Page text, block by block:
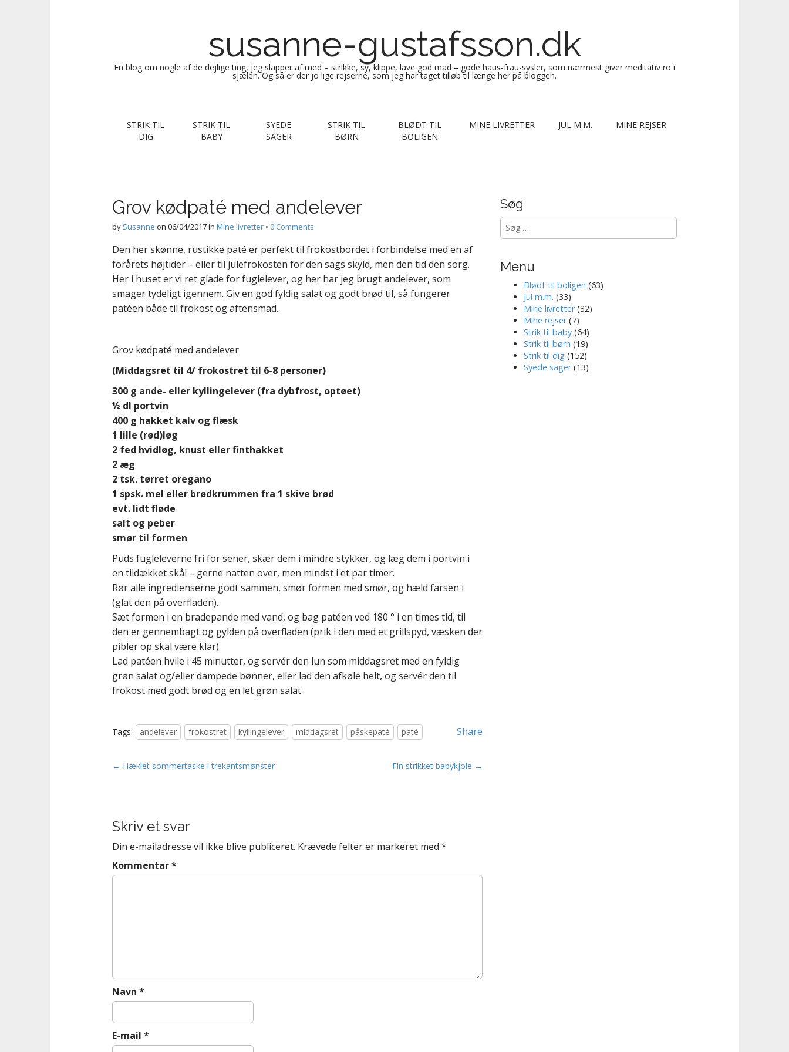
susanne-gustafsson.dk
En blog om nogle af de dejlige ting, jeg slapper af med – strikke, sy, klippe, lave god mad – gode haus-frau-sysler, som nærmest giver meditativ ro i
sjælen. Og så er der jo lige rejserne, som jeg har taget tilløb til længe her på bloggen.
e
n
u
c
o
n
e
n
t
STRIK TIL
DIG
STRIK TIL
BABY
SYEDE
SAGER
STRIK TIL
BØRN
BLØDT TIL
BOLIGEN
MINE LIVRETTER JUL M.M. MINE REJSER
Grov kødpaté med andelever
by Susanne on 06/04/2017in Mine livretter • 0 Comments
Den her skønne, rustikke paté er perfekt til frokostbordet i forbindelse med en af
forårets højtider – eller til julefrokosten for den sags skyld, men den tid den sorg.
Her i huset er vi ret glade for fuglelever, og her har jeg brugt andelever, som
smager tydeligt igennem. Giv en god fyldig salat og godt brød til, så fungerer
patéen både til frokost og aftensmad.
Grov kødpaté med andelever
(Middagsret til 4/ frokostret til 6-8 personer)
300 g ande- eller kyllingelever (fra dybfrost, optøet)
½ dl portvin
400 g hakket kalv og flæsk
1 lille (rød)løg
2 fed hvidløg, knust eller finthakket
2 æg
2 tsk. tørret oregano
1 spsk. mel eller brødkrummen fra 1 skive brød
evt. lidt fløde
salt og peber
smør til formen
Puds fugleleverne fri for sener, skær dem i mindre stykker, og læg dem i portvin i
en tildækket skål – gerne natten over, men mindst i et par timer.
Rør alle ingredienserne godt sammen, smør formen med smør, og hæld farsen i
(glat den på overfladen).
Sæt formen i en bradepande med vand, og bag patéen ved 180 ° i en times tid, til
den er gennembagt og gylden på overfladen (prik i den med et grillspyd, væsken der
pibler op skal være klar).
Lad patéen hvile i 45 minutter, og servér den lun som middagsret med en fyldig
grøn salat og/eller dampede bønner, eller lad den afkøle helt, og servér den til
frokost med godt brød og en let grøn salat.
Share
Tags: andelever frokostret kyllingelever middagsret påskepaté paté
P
n
a
v
i
← Hæklet sommertaske i trekantsmønster Fin strikket babykjole →
Skriv et svar
Din e-mailadresse vil ikke blive publiceret. Krævede felter er markeret med *
Kommentar*
Navn *
E-mail *
Søg
Søg
efter:
Menu
Blødt til boligen (63)
Jul m.m. (33)
Mine livretter(32)
Mine rejser(7)
Strik til baby (64)
Strik til børn (19)
Strik til dig (152)
Syede sager(13)